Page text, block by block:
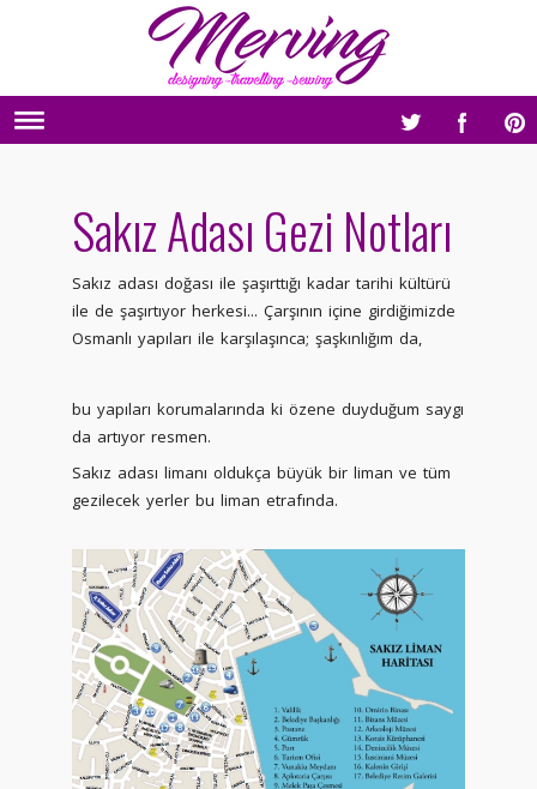
Sakız Adası Gezi Notları
Sakız adası doğası ile şaşırttığı kadar tarihi kültürü
ile de şaşırtıyor herkesi... Çarşının içine girdiğimizde
Osmanlı yapıları ile karşılaşınca; şaşkınlığım da,
bu yapıları korumalarında ki özene duyduğum saygı
da artıyor resmen.
Sakız adası limanı oldukça büyük bir liman ve tüm
gezilecek yerler bu liman etrafında.